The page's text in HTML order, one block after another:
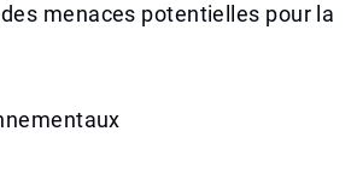
menaces potentielles pour la